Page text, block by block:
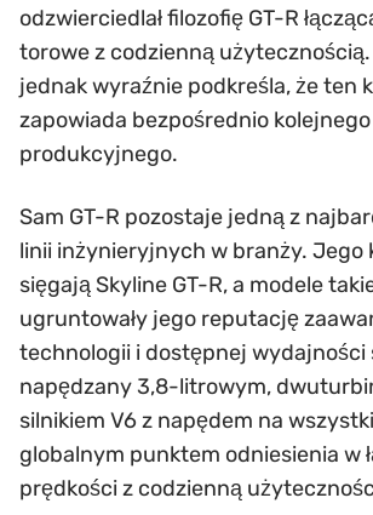
odzwierciedlał filozofię GT-R
torowe z codzienną
jednak wyraźnie podkreśla, że ten
zapowiada bezpośrednio
produkcyjnego.
Sam GT-R pozostaje jedną z
linii inżynieryjnych w branży. Jego
sięgają Skyline GT-R, a modele
ugruntowały jego reputację
technologii i dostępnej wydajności
napędzany 3,8-litrowym,
silnikiem V6 z napędem na
globalnym punktem odniesienia w
prędkości z codzienną